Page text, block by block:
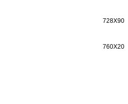
728X90
760X20